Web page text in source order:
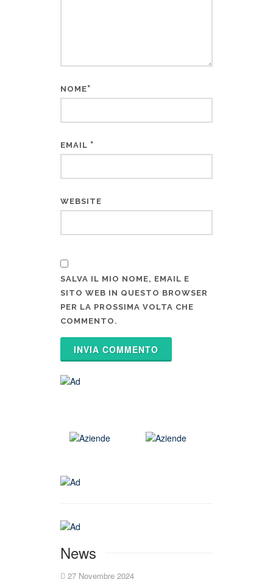
NOME*
EMAIL *
WEBSITE
SALVA IL MIO NOME, EMAIL E
SITO WEB IN QUESTO BROWSER
PER LA PROSSIMA VOLTA CHE
COMMENTO.
News
27 Novembre 2024